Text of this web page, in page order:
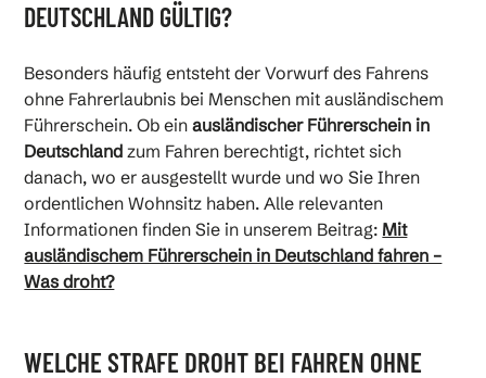
DEUTSCHLAND GÜLTIG?
Besonders häufig entsteht der Vorwurf des Fahrens
ohne Fahrerlaubnis bei Menschen mit ausländischem
Führerschein. Ob einausländischer Führerschein in
Deutschland zum Fahren berechtigt, richtet sich
danach, wo er ausgestellt wurde und wo Sie Ihren
ordentlichen Wohnsitz haben. Alle relevanten
Informationen finden Sie in unserem Beitrag: Mit
ausländischem Führerschein in Deutschland fahren –
Was droht?
WELCHE STRAFE DROHT BEI FAHREN OHNE